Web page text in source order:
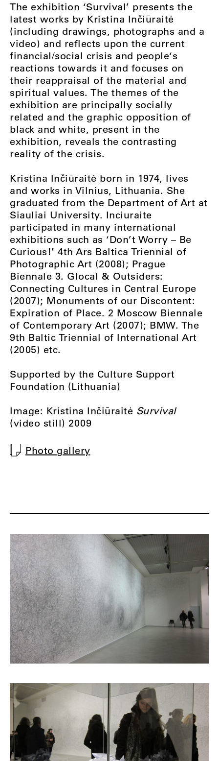
The exhibition ‘Survival’ presents the
latest works by Kristina Inčiūraitė
(including drawings, photographs and a
video) and reflects upon the current
financial/social crisis and people‘s
reactions towards it and focuses on
their reappraisal of the material and
spiritual values. The themes of the
exhibition are principally socially
related and the graphic opposition of
black and white, present in the
exhibition, reveals the contrasting
reality of the crisis.
Kristina Inčiūraitė born in 1974, lives
and works in Vilnius, Lithuania. She
graduated from the Department of Art at
Siauliai University. Inciuraite
participated in many international
exhibitions such as ‘Don’t Worry – Be
Curious!’ 4th Ars Baltica Triennial of
Photographic Art (2008); Prague
Biennale 3. Glocal & Outsiders:
Connecting Cultures in Central Europe
(2007); Monuments of our Discontent:
Expiration of Place. 2 Moscow Biennale
of Contemporary Art (2007); BMW. The
9th Baltic Triennial of International Art
(2005) etc.
Supported by the Culture Support
Foundation (Lithuania)
Image: Kristina Inčiūraitė Survival
(video still) 2009
Photo gallery